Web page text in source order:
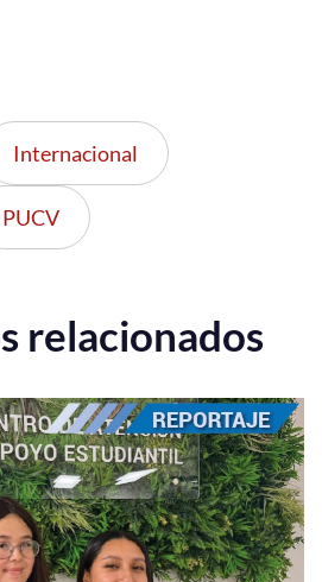
Internacional
PUCV
relacionados